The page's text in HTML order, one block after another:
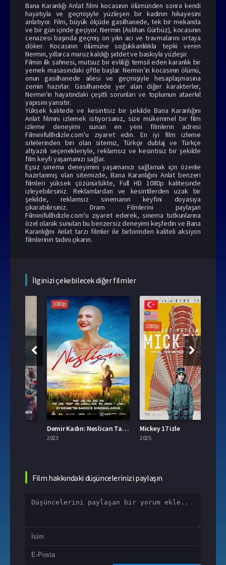
Bana Karanlığı Anlat filmi kocasının ölümünden sonra kendi
hayatıyla ve geçmişiyle yüzleşen bir kadının hikayesini
anlatıyor. Film, büyük ölçüde gasilhanede, tek bir mekanda
ve bir gün içinde geçiyor. Nermin (Aslıhan Gürbüz), kocasının
cenazesi başında geçmiş on yılın acı ve travmalarını ortaya
döker. Kocasının ölümüne soğukkanlılıkla tepki veren
Nermin, yıllarca maruz kaldığı şiddet ve baskıyla yüzleşir.
Filmin ilk sahnesi, mutsuz bir evliliği temsil eden karanlık bir
yemek masasındaki çiftle başlar. Nermin’in kocasının ölümü,
onun gasilhanede ailesi ve geçmişiyle hesaplaşmasına
zemin hazırlar. Gasilhanede yer alan diğer karakterler,
Nermin'in hayatındaki çeşitli sorunları ve toplumun ataerkil
yapısını yansıtır.
Yüksek kalitede ve kesintisiz bir şekilde Bana Karanlığını
Anlat filmini izlemek istiyorsanız, size mükemmel bir film
izleme deneyimi sunan en yeni filmlerin adresi
Filminifullhdizle.com'u ziyaret edin. En iyi film izleme
sitelerinden biri olan sitemiz, Türkçe dublaj ve Türkçe
altyazılı seçenekleriyle, reklamsız ve kesintisiz bir şekilde
film keyfi yaşamanızı sağlar.
Eşsiz sinema deneyimini yaşamanızı sağlamak için özenle
hazırlanmış olan sitemizde, Bana Karanlığını Anlat benzeri
filmleri yüksek çözünürlükte, Full HD 1080p kalitesinde
izleyebilirsiniz. Reklamlardan ve kesintilerden uzak bir
şekilde, reklamsız sinemanın keyfini doyasıya
çıkarabilirsiniz. Dram Filmlerini paylaşan
Filminifullhdizle.com'u ziyaret ederek, sinema tutkunlarına
özel olarak sunulan bu benzersiz deneyimi keşfedin ve Bana
Karanlığını Anlat tarzı filmler ile birbirinden kaliteli aksiyon
filmlerinin tadını çıkarın.
İlginizi çekebilecek diğer filmler
Demir Kadın: Neslican Tay Hayat Hikayesi izle Mickey 17 izle
Film hakkındaki düşüncelerinizi paylaşın